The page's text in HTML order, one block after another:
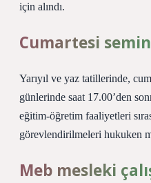
için alındı.
Cumartesi
Yarıyıl ve yaz tatillerinde,
günlerinde saat 17.00’den
eğitim-öğretim faaliyetleri
görevlendirilmeleri hukuken
Meb mesleki